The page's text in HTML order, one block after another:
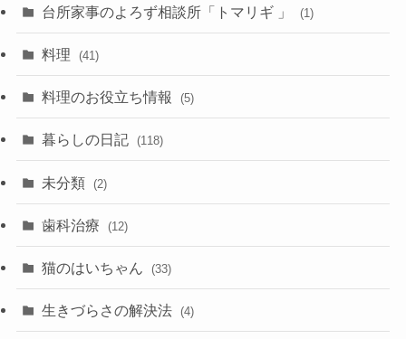
台所家事のよろず相談所「トマリギ 」 (1)
料理 (41)
料理のお役立ち情報 (5)
暮らしの日記 (118)
未分類 (2)
歯科治療 (12)
猫のはいちゃん (33)
生きづらさの解決法 (4)